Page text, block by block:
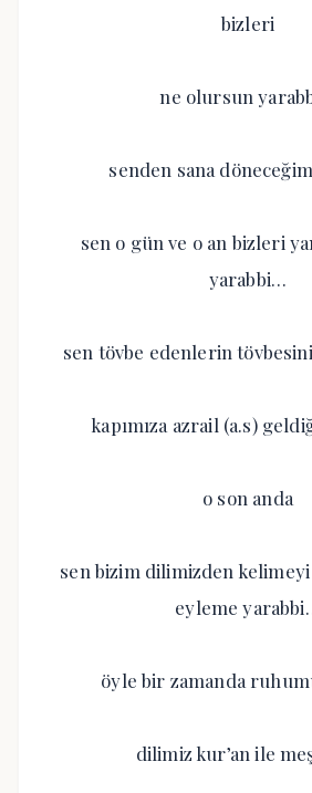
bizleri
ne olursun
senden sana
sen o gün ve o an bizleri
yarabbi…
sen tövbe edenlerin
kapımıza azrail (a.s)
o son anda
sen bizim dilimizden
eyleme
öyle bir zamanda
dilimiz kur’an ile